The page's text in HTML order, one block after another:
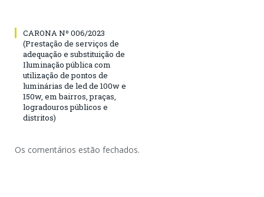
CARONA Nº 006/2023
(Prestação de serviços de
adequação e substituição de
Iluminação pública com
utilização de pontos de
luminárias de led de 100w e
150w, em bairros, praças,
logradouros públicos e
distritos)
Os comentários estão fechados.